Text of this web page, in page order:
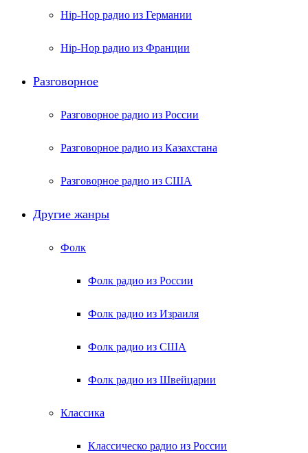
Hip-Hop радио из Германии
Hip-Hop радио из Франции
Разговорное
Разговорное радио из России
Разговорное радио из Казахстана
Разговорное радио из США
Другие жанры
Фолк
Фолк радио из России
Фолк радио из Израиля
Фолк радио из США
Фолк радио из Швейцарии
Классика
Классическо радио из России